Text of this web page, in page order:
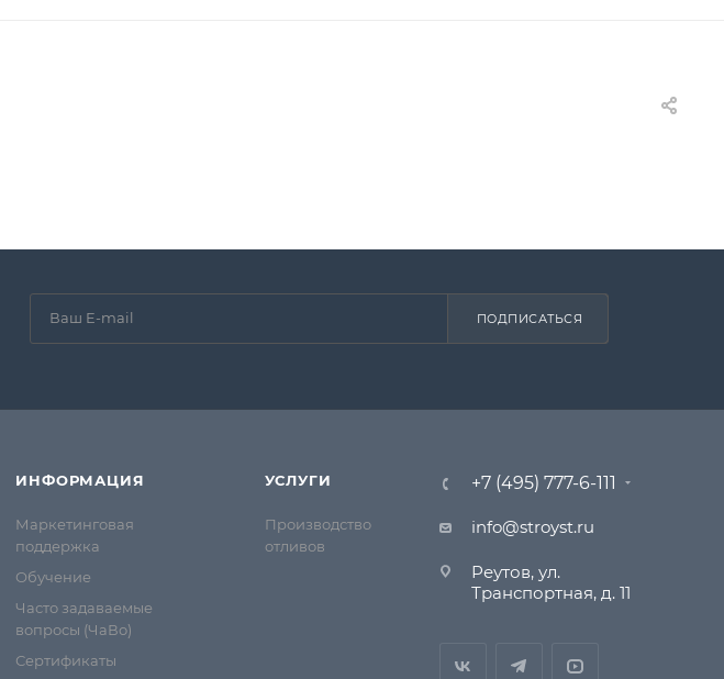
ПОДПИСАТЬСЯ
ИНФОРМАЦИЯ
Маркетинговая
поддержка
Обучение
Часто задаваемые
вопросы (ЧаВо)
Сертификаты
УСЛУГИ
Производство
отливов
+7 (495) 777-6-111
info@stroyst.ru
Реутов, ул.
Транспортная, д. 11